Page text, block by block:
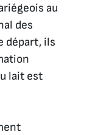
au
des
départ, ils
lait est